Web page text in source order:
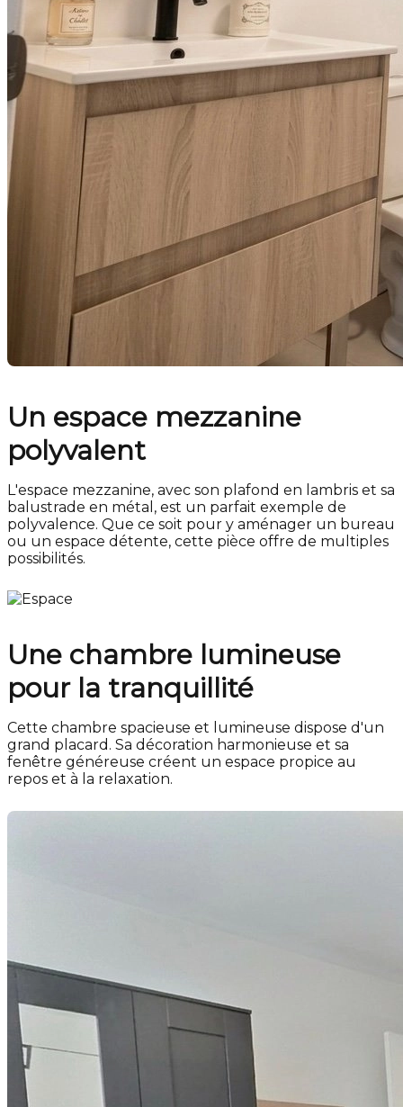
Un espace mezzanine
polyvalent
L'espace mezzanine, avec son plafond en lambris et sa
balustrade en métal, est un parfait exemple de
polyvalence. Que ce soit pour y aménager un bureau
ou un espace détente, cette pièce offre de multiples
possibilités.
Une chambre lumineuse
pour la tranquillité
Cette chambre spacieuse et lumineuse dispose d'un
grand placard. Sa décoration harmonieuse et sa
fenêtre généreuse créent un espace propice au
repos et à la relaxation.